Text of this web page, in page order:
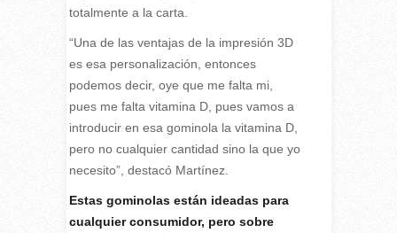
totalmente a la carta.
“Una de las ventajas de la impresión 3D
es esa personalización, entonces
podemos decir, oye que me falta mi,
pues me falta vitamina D, pues vamos a
introducir en esa gominola la vitamina D,
pero no cualquier cantidad sino la que yo
necesito”, destacó Martínez.
Estas gominolas están ideadas para
cualquier consumidor, pero sobre